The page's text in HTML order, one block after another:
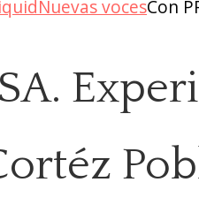
Nuevas vocesCon